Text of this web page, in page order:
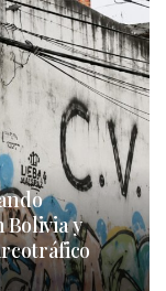
Bolivia y